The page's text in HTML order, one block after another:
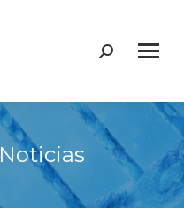
Buscar:
Noticias